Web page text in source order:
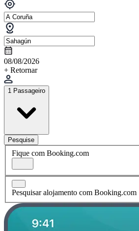
08/08/2026
+ Retornar
1 Passageiro
Pesquise
Fique com Booking.com
Pesquisar alojamento com Booking.com